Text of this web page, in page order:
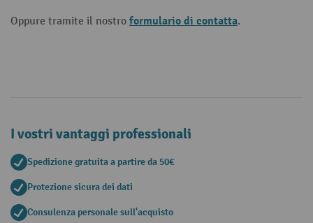
Oppure tramite il nostro formulario di contatta.
I vostri vantaggi professionali
Spedizione gratuita a partire da 50€
Protezione sicura dei dati
Consulenza personale sull'acquisto